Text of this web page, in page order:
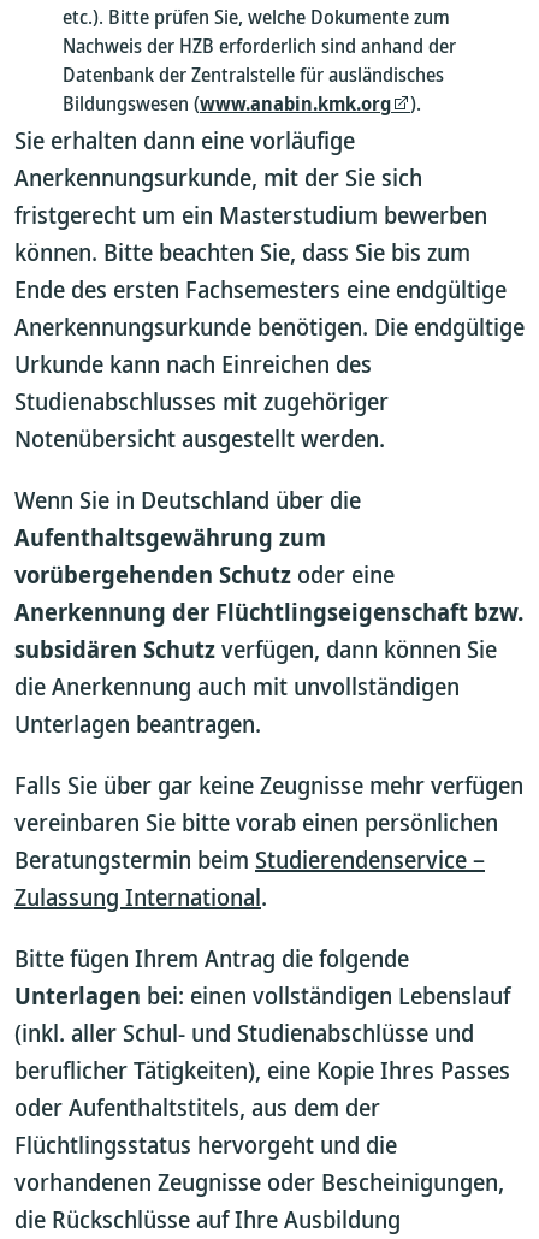
etc.). Bitte prüfen Sie, welche Dokumente zum
Nachweis der HZB erforderlich sind anhand der
Datenbank der Zentralstelle für ausländisches
Bildungswesen (www.anabin.kmk.org ).
Sie erhalten dann eine vorläufige
Anerkennungsurkunde, mit der Sie sich
fristgerecht um ein Masterstudium bewerben
können. Bitte beachten Sie, dass Sie bis zum
Ende des ersten Fachsemesters eine endgültige
Anerkennungsurkunde benötigen. Die endgültige
Urkunde kann nach Einreichen des
Studienabschlusses mit zugehöriger
Notenübersicht ausgestellt werden.
Wenn Sie in Deutschland über die
Aufenthaltsgewährung zum
vorübergehenden Schutz oder eine
Anerkennung der Flüchtlingseigenschaft bzw.
subsidären Schutzverfügen, dann können Sie
die Anerkennung auch mit unvollständigen
Unterlagen beantragen.
Falls Sie über gar keine Zeugnisse mehr verfügen
vereinbaren Sie bitte vorab einen persönlichen
Beratungstermin beim Studierendenservice –
Zulassung International.
Bitte fügen Ihrem Antrag die folgende
Unterlagen bei: einen vollständigen Lebenslauf
(inkl. aller Schul- und Studienabschlüsse und
beruflicher Tätigkeiten), eine Kopie Ihres Passes
oder Aufenthaltstitels, aus dem der
Flüchtlingsstatus hervorgeht und die
vorhandenen Zeugnisse oder Bescheinigungen,
die Rückschlüsse auf Ihre Ausbildung